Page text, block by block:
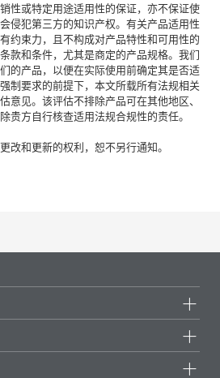
性或特定用途适用性的保证，亦不保证使
侵犯第三方的知识产权。有关产品适用性
约束力，且不构成对产品特性和可用性的
款和条件，尤其是商定的产品规格。我们
的产品，以便在实际使用前确定其是否适
制要求的前提下，本文所载所有法规相关
意见。该评估不排除产品可在其他地区、
贵方自行核查适用法规合规性的责任。
改和更新的权利，恕不另行通知。